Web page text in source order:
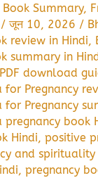
Book Summary,
/जून 10, 2026 /
review in Hindi,
summary in
download
for Pregnancy
for Pregnancy
pregnancy book
Hindi,positive
and spirituality
,pregnancy